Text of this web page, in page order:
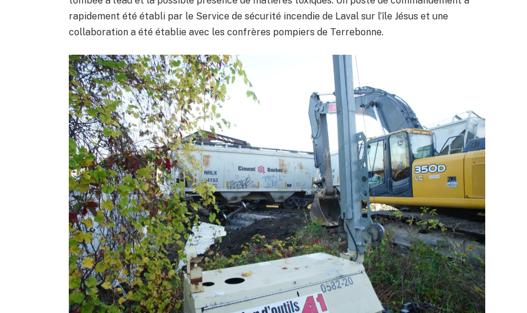
rapidement été établi par le Service de sécurité incendie de Laval sur l’île Jésus et une
collaboration a été établie avec les confrères pompiers de Terrebonne.